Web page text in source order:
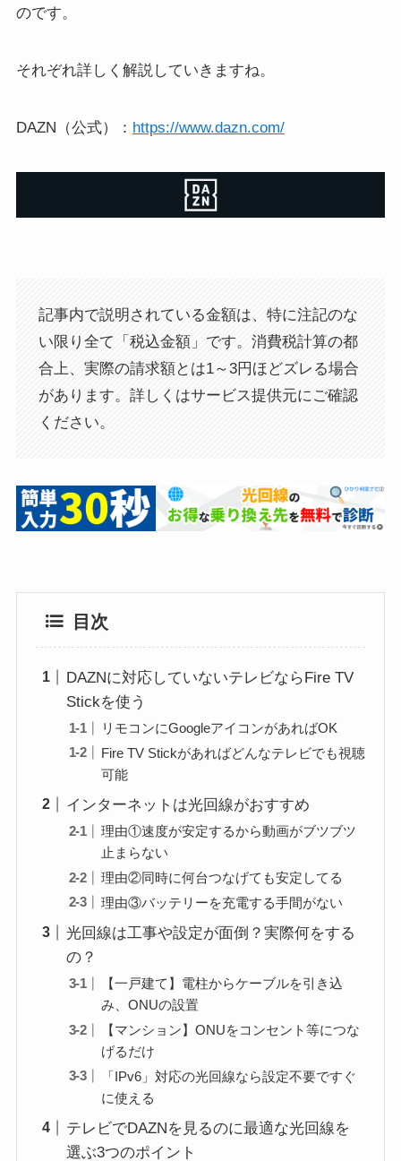
のです。
それぞれ詳しく解説していきますね。
DAZN（公式）： https://www.dazn.com/
記事内で説明されている金額は、特に注記のな
い限り全て「税込金額」です。消費税計算の都
合上、実際の請求額とは1～3円ほどズレる場合
があります。詳しくはサービス提供元にご確認
ください。
目次
DAZNに対応していないテレビならFire TV
Stickを使う
リモコンにGoogleアイコンがあればOK
Fire TV Stickがあればどんなテレビでも視聴
可能
インターネットは光回線がおすすめ
理由①速度が安定するから動画がブツブツ
止まらない
理由②同時に何台つなげても安定してる
理由③バッテリーを充電する手間がない
光回線は工事や設定が面倒？実際何をする
の？
【一戸建て】電柱からケーブルを引き込
み、ONUの設置
【マンション】ONUをコンセント等につな
げるだけ
「IPv6」対応の光回線なら設定不要ですぐ
に使える
テレビでDAZNを見るのに最適な光回線を
選ぶ3つのポイント